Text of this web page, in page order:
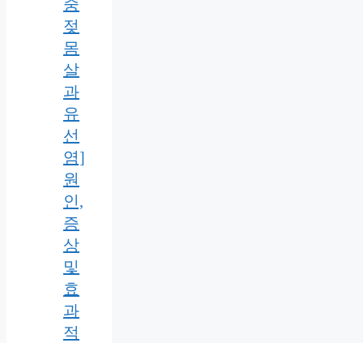
중
젖
몸
살
과
유
선
염]
원
인,
증
상
및
효
과
적